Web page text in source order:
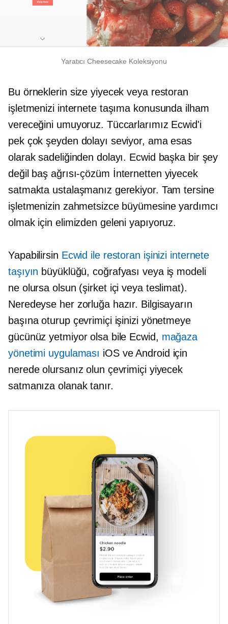
Yaratıcı Cheesecake Koleksiyonu
Bu örneklerin size yiyecek veya restoran
işletmenizi internete taşıma konusunda ilham
vereceğini umuyoruz. Tüccarlarımız Ecwid'i
pek çok şeyden dolayı seviyor, ama esas
olarak sadeliğinden dolayı. Ecwid başka bir şey
değil baş ağrısı-çözüm İnternetten yiyecek
satmakta ustalaşmanız gerekiyor. Tam tersine
işletmenizin zahmetsizce büyümesine yardımcı
olmak için elimizden geleni yapıyoruz.
Yapabilirsin Ecwid ile restoran işinizi internete
taşıyın büyüklüğü, coğrafyası veya iş modeli
ne olursa olsun (şirket içi veya teslimat).
Neredeyse her zorluğa hazır. Bilgisayarın
başına oturup çevrimiçi işinizi yönetmeye
gücünüz yetmiyor olsa bile Ecwid, mağaza
yönetimi uygulaması iOS ve Android için
nerede olursanız olun çevrimiçi yiyecek
satmanıza olanak tanır.